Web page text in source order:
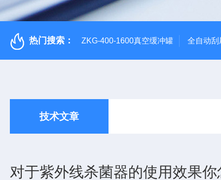
热门搜索： ZKG-400-1600真空缓冲罐 全自动刮
技术文章
对于紫外线杀菌器的使用效果